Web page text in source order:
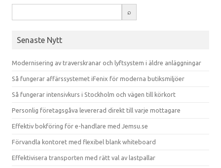
Senaste Nytt
Modernisering av traverskranar och lyftsystem i äldre anläggningar
Så fungerar affärssystemet iFenix för moderna butiksmiljöer
Så fungerar intensivkurs i Stockholm och vägen till körkort
Personlig företagsgåva levererad direkt till varje mottagare
Effektiv bokföring för e-handlare med Jemsu.se
Förvandla kontoret med flexibel blank whiteboard
Effektivisera transporten med rätt val av lastpallar